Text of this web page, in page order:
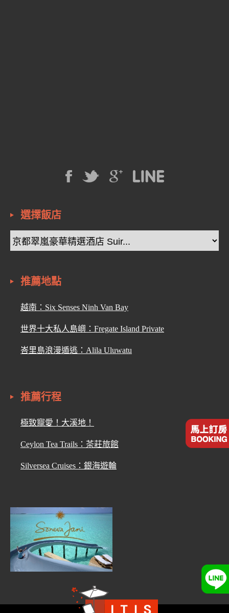
選擇飯店
推薦地點
越南：Six Senses Ninh Van Bay
世界十大私人島嶼：Fregate Island Private
峇里島浪漫遁逃：Alila Uluwatu
推薦行程
極致寵愛！大溪地！
Ceylon Tea Trails：茶莊旅館
Silversea Cruises：銀海遊輪